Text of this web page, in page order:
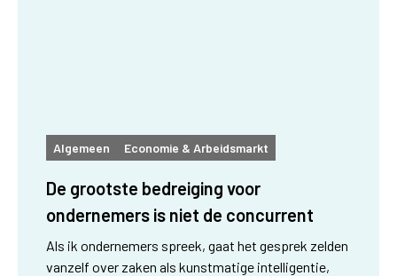
De grootste bedreiging voor
ondernemers is niet de concurrent
Algemeen Economie & Arbeidsmarkt
Als ik ondernemers spreek, gaat het gesprek zelden
vanzelf over zaken als kunstmatige intelligentie,